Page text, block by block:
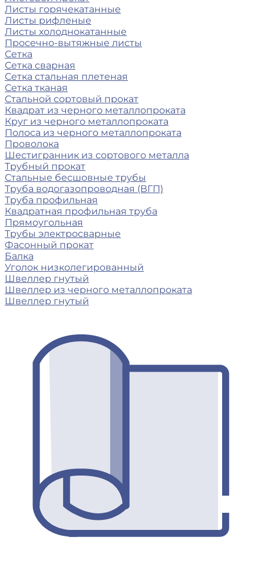
Листы горячекатанные
Листы рифленые
Листы холоднокатанные
Просечно-вытяжные листы
Сетка
Сетка сварная
Сетка стальная плетеная
Сетка тканая
Стальной сортовый прокат
Квадрат из черного металлопроката
Круг из черного металлопроката
Полоса из черного металлопроката
Проволока
Шестигранник из сортового металла
Трубный прокат
Стальные бесшовные трубы
Труба водогазопроводная (ВГП)
Труба профильная
Квадратная профильная труба
Прямоугольная
Трубы электросварные
Фасонный прокат
Балка
Уголок низколегированный
Швеллер гнутый
Швеллер из черного металлопроката
Швеллер гнутый